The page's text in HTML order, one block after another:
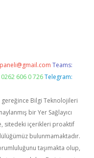
Teams:
606 0 726 Telegram:
gereğince Bilgi Teknolojileri
bir Yer Sağlayıcı
sitedeki içerikleri proaktif
bulunmamaktadır.
taşımakta olup,